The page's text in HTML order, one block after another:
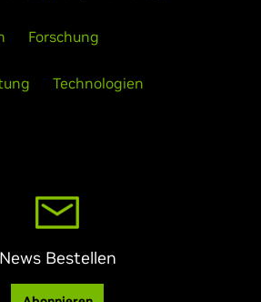
Forschung
Technologien
News Bestellen